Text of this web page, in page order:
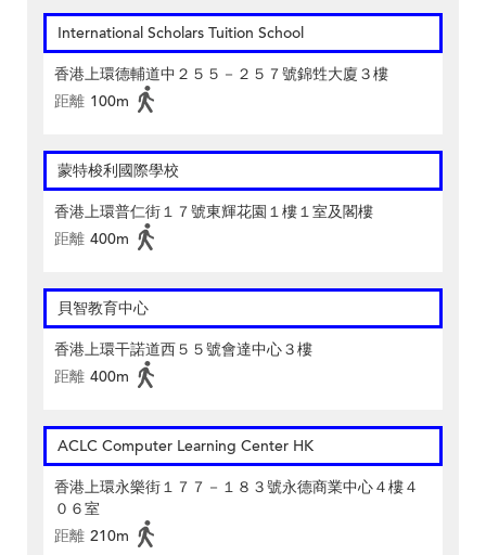
International Scholars Tuition School
香港上環德輔道中２５５－２５７號錦甡大廈３樓
距離 100m
蒙特梭利國際學校
香港上環普仁街１７號東輝花園１樓１室及閣樓
距離 400m
貝智教育中心
香港上環干諾道西５５號會達中心３樓
距離 400m
ACLC Computer Learning Center HK
香港上環永樂街１７７－１８３號永德商業中心４樓４
０６室
距離 210m